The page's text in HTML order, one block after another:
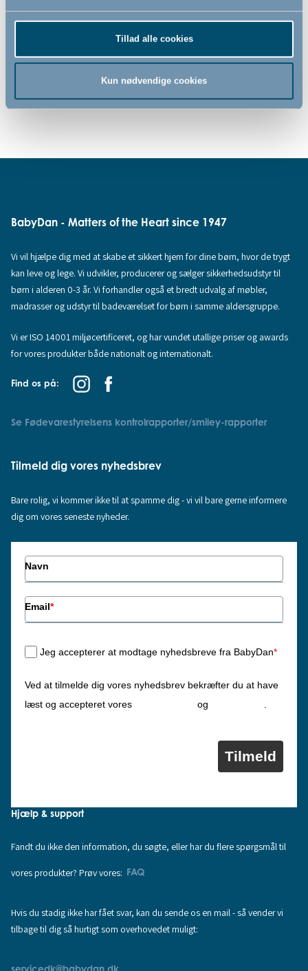
Tillad alle cookies
Kun nødvendige cookies
BabyDan - Matters of the Heart since 1947
Vi vil hjælpe dig med at skabe et sikkert hjem for dine børn, hvor de trygt
kan leve og lege. Vi udvikler, producerer og sælger sikkerhedsudstyr til
børn i alderen 0-3 år. Vi forhandler også et bredt udvalg af møbler,
madrasser og udstyr til badeværelset for børn i samme aldersgruppe.
Vi er ISO 14001 miljøcertificeret, og har vundet utallige priser og awards
for vores produkter både nationalt og internationalt.
Find os på:
Se Fødevarestyrelsens kontrolrapporter/smiley-rapporter
Tilmeld dig vores nyhedsbrev
Bare rolig, vi kommer ikke til at spamme dig - vi vil bare gerne informere
dig om vores seneste nyheder.
Navn
Email*
Jeg accepterer at modtage nyhedsbreve fra BabyDan*
Ved at tilmelde dig vores nyhedsbrev bekræfter du at have
læst og accepteret vores
og
Tilmeld
Hjælp & support
Fandt du ikke den information, du søgte, eller har du flere spørgsmål til
vores produkter? Prøv vores: FAQ
Hvis du stadig ikke har fået svar, kan du sende os en mail - så vender vi
tilbage til dig så hurtigt som overhovedet muligt: